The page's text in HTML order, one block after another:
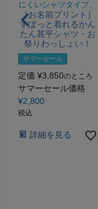
にくいシャツタイプ。
［お名前プリント］
すぽっと着れるかん
たん甚平シャツ・お
祭りわっしょい！
サマーセール
定価 ¥3,850のところ
サマーセール価格
¥2,800
税込
詳細を見る